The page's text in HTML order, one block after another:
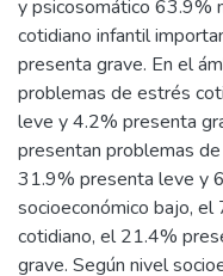
y psicosomático 63.9%
cotidiano infantil
presenta grave. En el
problemas de estrés
leve y 4.2% presenta
presentan problemas
31.9% presenta leve y
socioeconómico bajo,
cotidiano, el 21.4%
grave. Según nivel